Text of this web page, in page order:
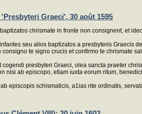
Graeci', 30 août 1595
chrismate in fronte non consignent, et
seu alios baptizatos a presbyteris Graecis
te signo crucis et confirmo te chrismate
cogendi presbyteri Graeci, olea sancta praeter
nisi ab episcopo, etiam iuxta eorum ritum,
episcopis schismaticis, a1ias rite ordinatis,